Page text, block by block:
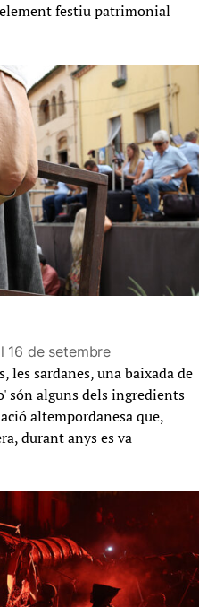
festiu patrimonial
16 de setembre
les sardanes, una baixada de
són alguns dels ingredients
altempordanesa que,
durant anys es va